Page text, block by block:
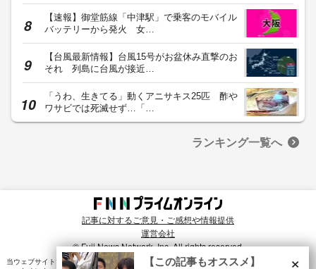
【速報】御堂筋線「中津駅」で乗客のモバイル
バッテリーから発火 女…
【台風最新情報】台風15号がお盆休み直撃のお
それ 列島に台風が接近…
「うわ、生きてる」動くアニサキス25匹 酢や
ワサビでは死滅せず…「…
ランキング一覧へ
記事に対するご意見・ご感想や情報提供
運営会社
© Fuji News Network, Inc. All rights reserved.
当ウェブサイトでは、ユーザのニーズ・興味・関⼼に合致したコンテンツや広告配信を提供する
×
【この記事もオススメ】